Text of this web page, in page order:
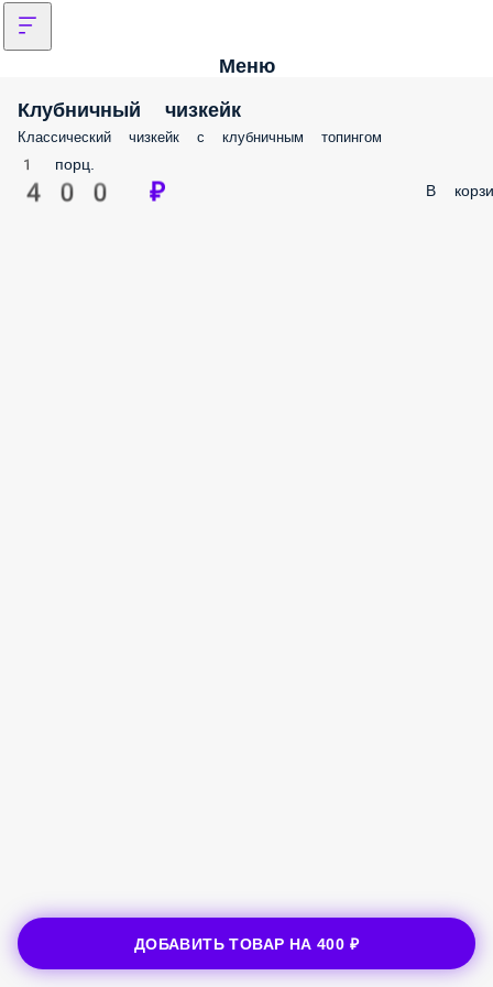
Меню
Клубничный чизкейк
Классический чизкейк с клубничным топингом
1 порц.
400 ₽ В
ДОБАВИТЬ ТОВАР НА400 ₽